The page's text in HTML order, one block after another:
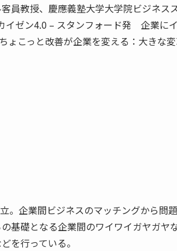
員教授、慶應義塾大学大学院ビジネス
イゼン4.0 – スタンフォード発 企業に
こっと改善が企業を変える：大きな
。企業間ビジネスのマッチングから問
基礎となる企業間のワイワイガヤガヤ
を行っている。